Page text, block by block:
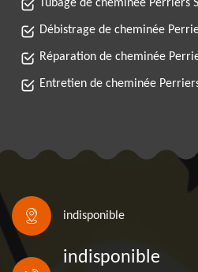
Tubage de cheminée Perriers
Débistrage de cheminée
Réparation de cheminée
Entretien de cheminée
indisponible
indisponible